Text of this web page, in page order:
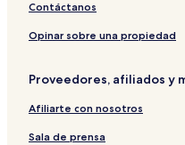
Contáctanos
Opinar sobre una propiedad
Proveedores, afiliados y
Afiliarte con nosotros
Sala de prensa